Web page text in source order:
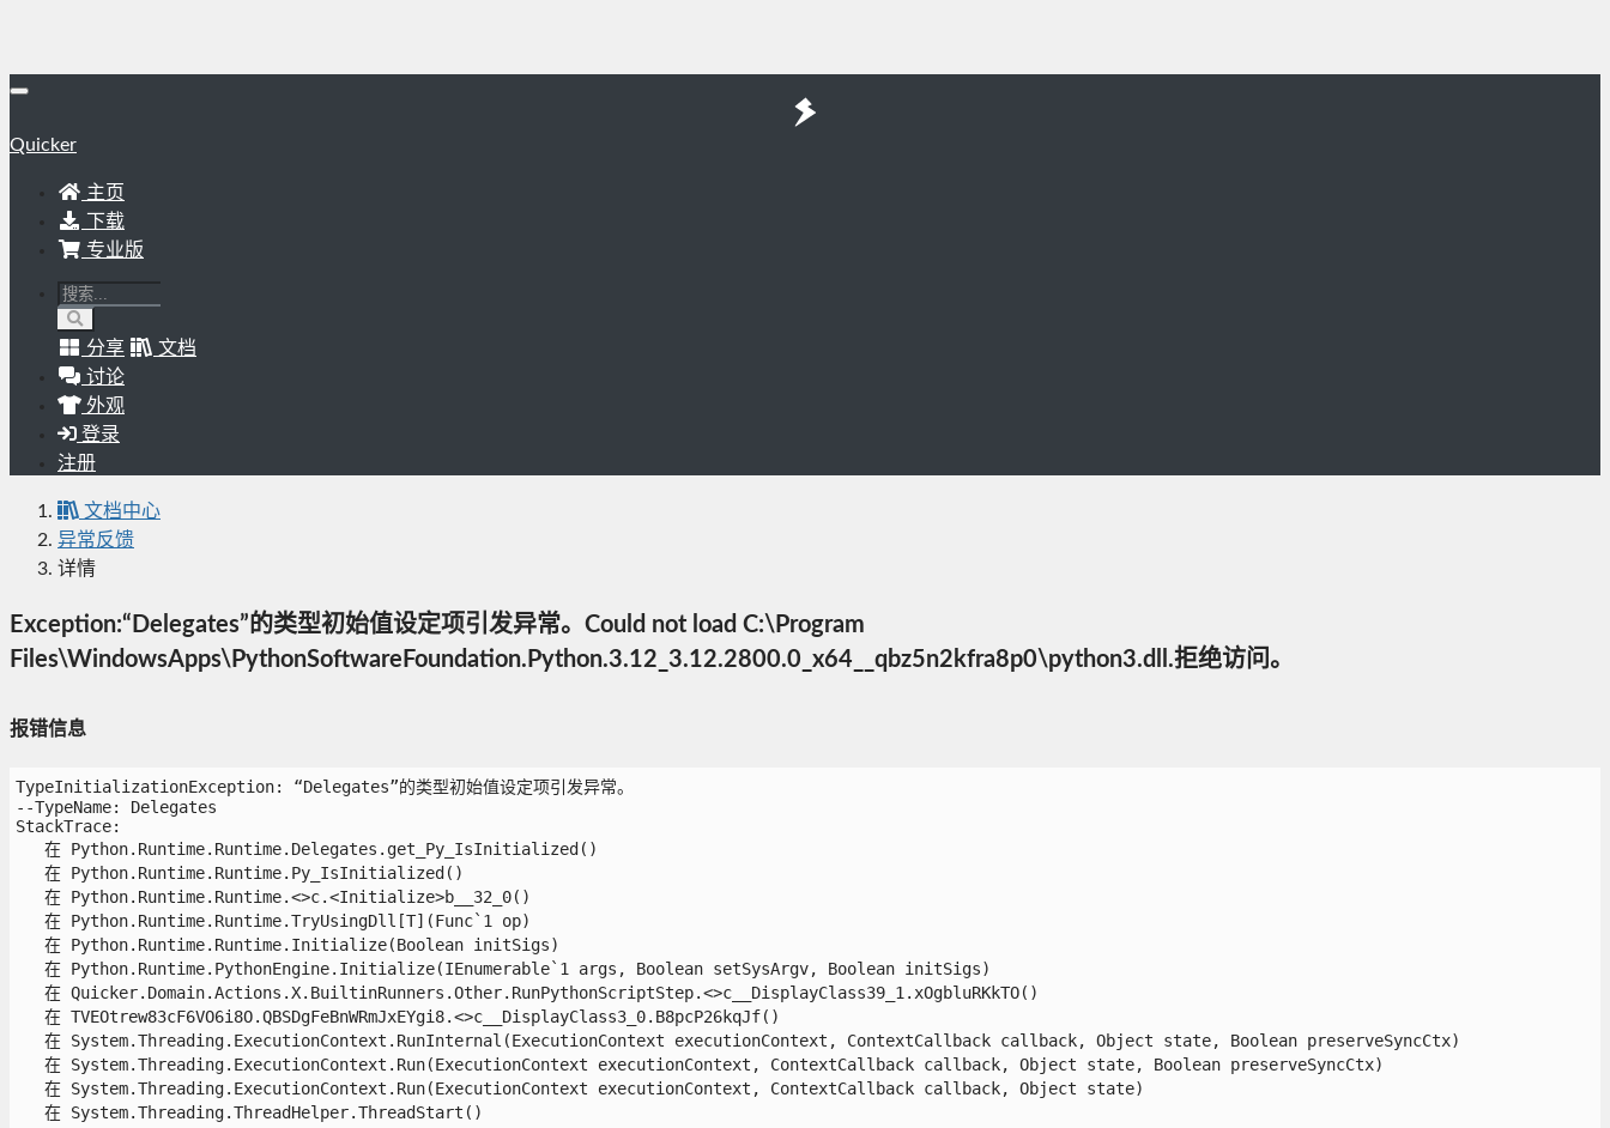
Quicker
主页
下载
专业版
分享
文档
讨论
外观
登录
注册
文档中心
异常反馈
详情
Exception:“Delegates”的类型初始值设定项引发异常。Could not load C:\Program
Files\WindowsApps\PythonSoftwareFoundation.Python.3.12_3.12.2800.0_x64__qbz5n2kfra8p0\python3.dll.拒绝访问。
报错信息
TypeInitializationException: “Delegates”的类型初始值设定项引发异常。
--TypeName: Delegates
StackTrace:
   在 Python.Runtime.Runtime.Delegates.get_Py_IsInitialized()
   在 Python.Runtime.Runtime.Py_IsInitialized()
   在 Python.Runtime.Runtime.<>c.<Initialize>b__32_0()
   在 Python.Runtime.Runtime.TryUsingDll[T](Func`1 op)
   在 Python.Runtime.Runtime.Initialize(Boolean initSigs)
   在 Python.Runtime.PythonEngine.Initialize(IEnumerable`1 args, Boolean setSysArgv, Boolean initSigs)
   在 Quicker.Domain.Actions.X.BuiltinRunners.Other.RunPythonScriptStep.<>c__DisplayClass39_1.xOgbluRKkTO()
   在 TVEOtrew83cF6VO6i8O.QBSDgFeBnWRmJxEYgi8.<>c__DisplayClass3_0.B8pcP26kqJf()
   在 System.Threading.ExecutionContext.RunInternal(ExecutionContext executionContext, ContextCallback callback, Object state, Boolean preserveSyncCtx)
   在 System.Threading.ExecutionContext.Run(ExecutionContext executionContext, ContextCallback callback, Object state, Boolean preserveSyncCtx)
   在 System.Threading.ExecutionContext.Run(ExecutionContext executionContext, ContextCallback callback, Object state)
   在 System.Threading.ThreadHelper.ThreadStart()